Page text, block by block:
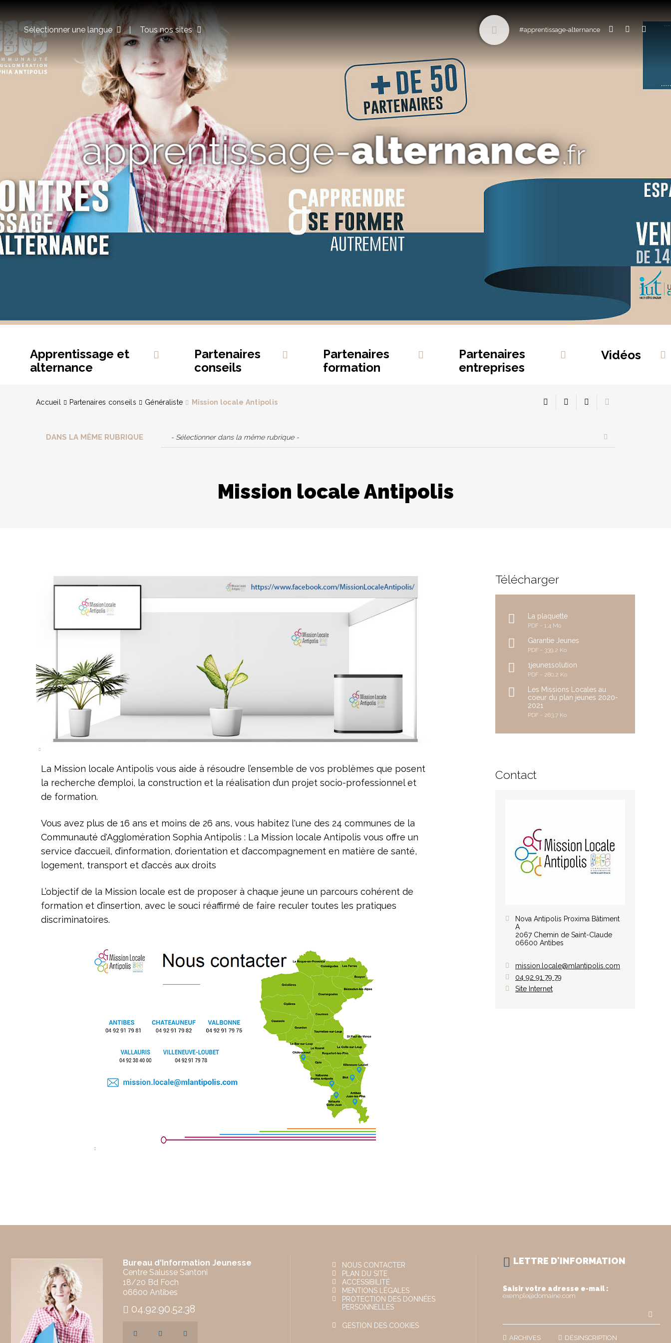
Sélectionner une langue Tous nos sites #apprentissage-alternance
Apprentissage et
alternance
Partenaires
conseils
Partenaires
formation
Partenaires
entreprises
Vidéos
Accueil Partenaires conseils Généraliste Mission locale Antipolis
DANS LA MÊME RUBRIQUE - Sélectionner dans la même rubrique -
Mission locale Antipolis
La Mission locale Antipolis vous aide à résoudre l’ensemble de vos problèmes que posent
la recherche d’emploi, la construction et la réalisation d’un projet socio-professionnel et
de formation.
Vous avez plus de 16 ans et moins de 26 ans, vous habitez l'une des 24 communes de la
Communauté d'Agglomération Sophia Antipolis : La Mission locale Antipolis vous offre un
service d’accueil, d’information, d’orientation et d’accompagnement en matière de santé,
logement, transport et d’accès aux droits
L’objectif de la Mission locale est de proposer à chaque jeune un parcours cohérent de
formation et d’insertion, avec le souci réaffirmé de faire reculer toutes les pratiques
discriminatoires.
Télécharger
La plaquette
PDF 1,4 Mo
Garantie Jeunes
PDF 339,2 Ko
1jeune1solution
PDF 280,2 Ko
Les Missions Locales au
coeur du plan jeunes 2020-
2021
PDF 263,7 Ko
Contact
Nova Antipolis Proxima Bâtiment
A
2067 Chemin de Saint-Claude
06600 Antibes
mission.locale@mlantipolis.com
04 92 91 79 79
Site Internet
Bureau d'Information Jeunesse
Centre Salusse Santoni
18/20 Bd Foch
06600 Antibes
04.92.90.52.38
NOUS CONTACTER
PLAN DU SITE
ACCESSIBILITÉ
MENTIONS LÉGALES
PROTECTION DES DONNÉES
PERSONNELLES
GESTION DES COOKIES
LETTRE D'INFORMATION
Saisir votre adresse e-mail :
exemple@domaine.com
ARCHIVES DÉSINSCRIPTION